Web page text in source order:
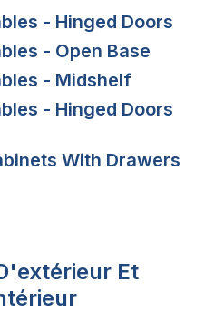
- Hinged Doors
- Open Base
- Midshelf
- Hinged Doors
With Drawers
Et